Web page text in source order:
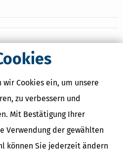
Cookies ein, um unsere
zu verbessern und
Mit Bestätigung Ihrer
Verwendung der gewählten
können Sie jederzeit ändern